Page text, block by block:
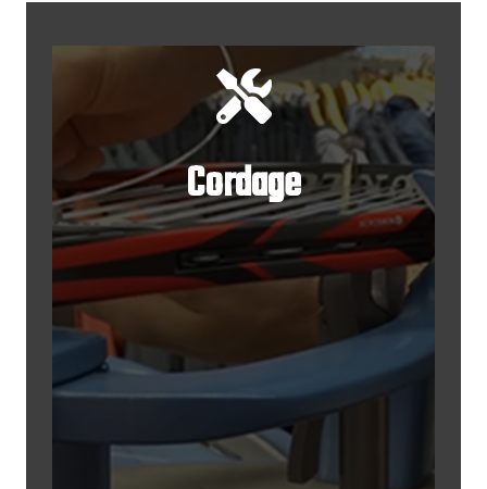
Cordage
Cordage
Possibilité de faire corder vos
raquettes dans l'enceinte du club.